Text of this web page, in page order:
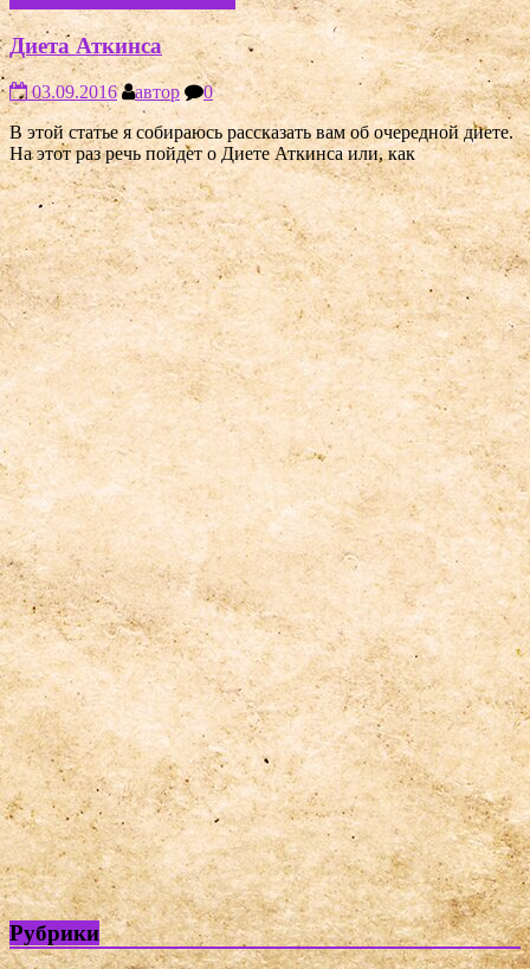
Диета Аткинса
03.09.2016 автор
0
В этой статье я собираюсь рассказать вам об очередной диете.
На этот раз речь пойдет о Диете Аткинса или, как
Рубрики